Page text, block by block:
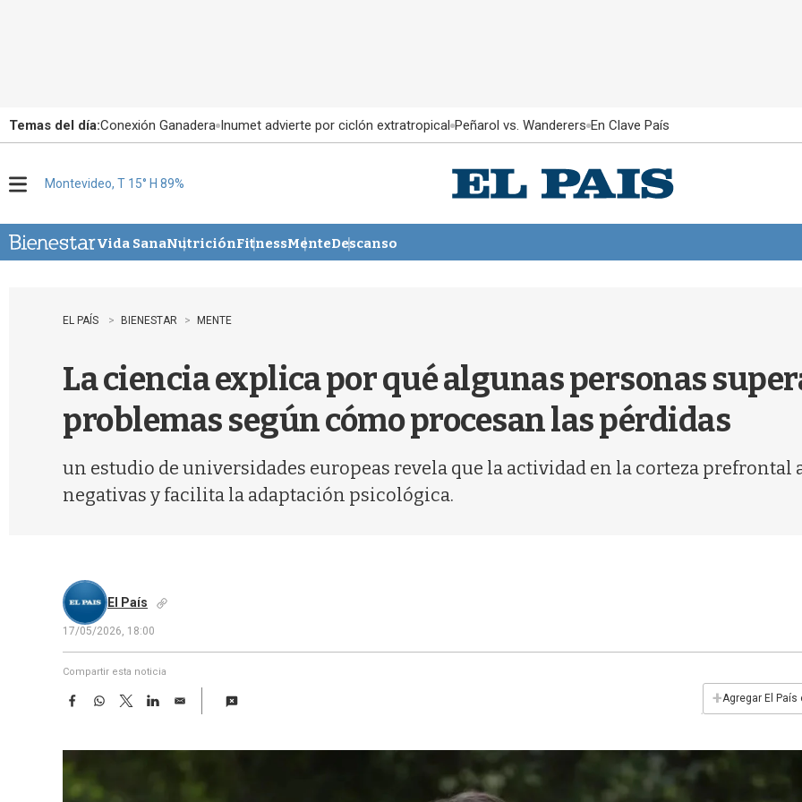
Temas del día:Conexión Ganadera Inumet advierte por ciclón extratropical Peñarol vs. Wanderers En Clave País
u
Montevideo, T 15° H 89%
Vida SanaNutriciónFitnessMenteDescanso
EL PAÍS BIENESTAR MENTE
La ciencia explica por qué algunas personas
problemas según cómo procesan las pérdidas
un estudio de universidades europeas revela que la actividad en la corteza prefrontal
negativas y facilita la adaptación psicológica.
El País
17/05/2026, 18:00
Compartir esta noticia
F
e
o
W
t
A
T
w
t
L
k
E
i
+Agregar El País